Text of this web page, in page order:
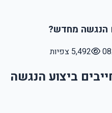
הנגשה מחדש?
5,492 צפיות
ביצוע הנגשה